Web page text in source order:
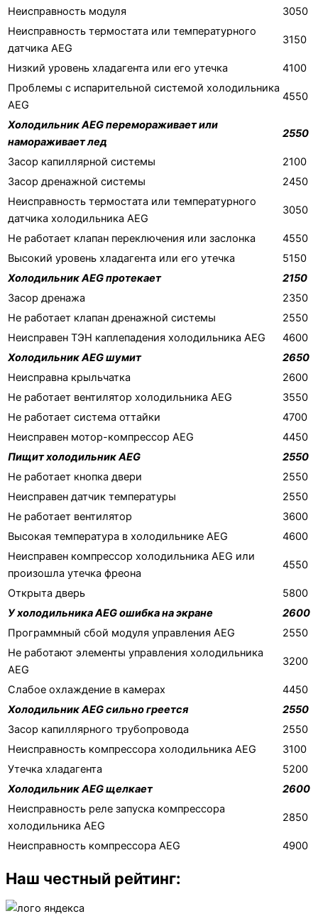
Неисправность модуля
3050
Неисправность термостата или температурного
датчика AEG
3150
Низкий уровень хладагента или его утечка
4100
Проблемы с испарительной системой холодильника
AEG
4550
Холодильник AEG перемораживает или
намораживает лед
2550
Засор капиллярной системы
2100
Засор дренажной системы
2450
Неисправность термостата или температурного
датчика холодильника AEG
3050
Не работает клапан переключения или заслонка
4550
Высокий уровень хладагента или его утечка
5150
Холодильник AEG протекает
2150
Засор дренажа
2350
Не работает клапан дренажной системы
2550
Неисправен ТЭН каплепадения холодильника AEG
4600
Холодильник AEG шумит
2650
Неисправна крыльчатка
2600
Не работает вентилятор холодильника AEG
3550
Не работает система оттайки
4700
Неисправен мотор-компрессор AEG
4450
Пищит холодильник AEG
2550
Не работает кнопка двери
2550
Неисправен датчик температуры
2550
Не работает вентилятор
3600
Высокая температура в холодильнике AEG
4600
Неисправен компрессор холодильника AEG или
произошла утечка фреона
4550
Открыта дверь
5800
У холодильника AEG ошибка на экране
2600
Программный сбой модуля управления AEG
2550
Не работают элементы управления холодильника
AEG
3200
Слабое охлаждение в камерах
4450
Холодильник AEG сильно греется
2550
Засор капиллярного трубопровода
2550
Неисправность компрессора холодильника AEG
3100
Утечка хладагента
5200
Холодильник AEG щелкает
2600
Неисправность реле запуска компрессора
холодильника AEG
2850
Неисправность компрессора AEG 4900
Наш честный рейтинг: